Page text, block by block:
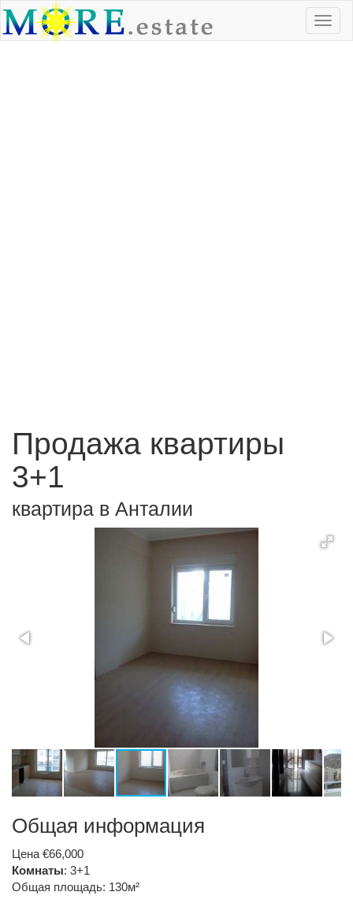
Продажа квартиры
3+1
квартира в Анталии
Общая информация
Цена €66,000
Комнаты: 3+1
Общая площадь: 130м²